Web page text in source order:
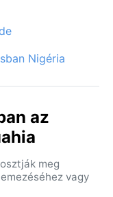
Nigéria
az
meg
vagy